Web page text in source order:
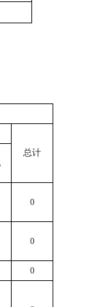
总计
0
0
0